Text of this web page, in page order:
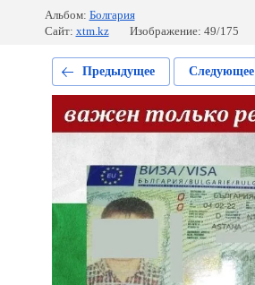
Альбом: Болгария
Сайт: xtm.kz Изображение: 49/175
Предыдущее Следующее